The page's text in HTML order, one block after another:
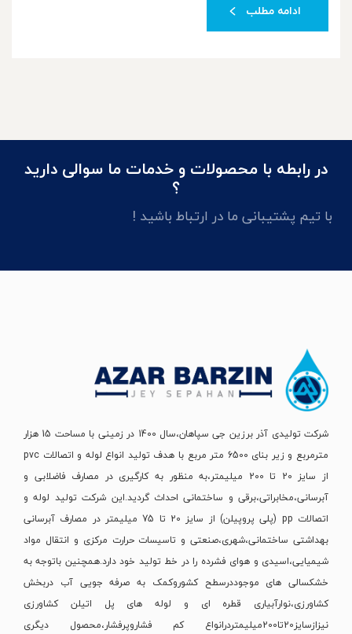
ادامه مطلب
در رابطه با محصولات و خدمات ما سوالی دارید
؟
با تیم پشتیبانی ما در ارتباط باشید !
شرکت تولیدی آذر برزین جی سپاهان،سال 1400 در زمینی با مساحت 15 هزار
مترمربع و زیر بنای 6500 متر مربع با هدف تولید انواع لوله و اتصالات pvc
از سایز 20 تا 200 میلیمتر،به منظور به کارگیری در مصارف فاضلابی و
آبرسانی،مخابراتی،برقی و ساختمانی احداث گردید.این شرکت تولید لوله و
اتصالات pp (پلی پروپیلن) از سایز 20 تا 75 میلیمتر در مصارف آبرسانی
بهداشتی ساختمانی،شهری،صنعتی و تاسیسات حرارت مرکزی و انتقال مواد
شیمیایی،اسیدی و هوای فشرده را در خط تولید خود دارد.همچنین باتوجه به
خشکسالی های موجوددرسطح کشوروکمک به صرفه جویی آب دربخش
کشاورزی،نوارآبیاری قطره ای و لوله های پل اتیلن کشاورزی
نیزازسایز20تا200میلیمتردرانواع کم فشاروپرفشار،محصول دیگری